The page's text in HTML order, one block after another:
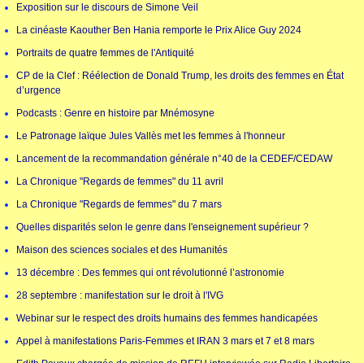
Exposition sur le discours de Simone Veil
La cinéaste Kaouther Ben Hania remporte le Prix Alice Guy 2024
Portraits de quatre femmes de l'Antiquité
CP de la Clef : Réélection de Donald Trump, les droits des femmes en État
d’urgence
Podcasts : Genre en histoire par Mnémosyne
Le Patronage laïque Jules Vallès met les femmes à l'honneur
Lancement de la recommandation générale n°40 de la CEDEF/CEDAW
La Chronique "Regards de femmes" du 11 avril
La Chronique "Regards de femmes" du 7 mars
Quelles disparités selon le genre dans l'enseignement supérieur ?
Maison des sciences sociales et des Humanités
13 décembre : Des femmes qui ont révolutionné l’astronomie
28 septembre : manifestation sur le droit à l'IVG
Webinar sur le respect des droits humains des femmes handicapées
Appel à manifestations Paris-Femmes et IRAN 3 mars et 7 et 8 mars